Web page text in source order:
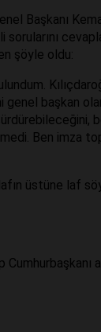
Başkanı
şöyle oldu:
genel başkan
Ben imza
üstüne laf